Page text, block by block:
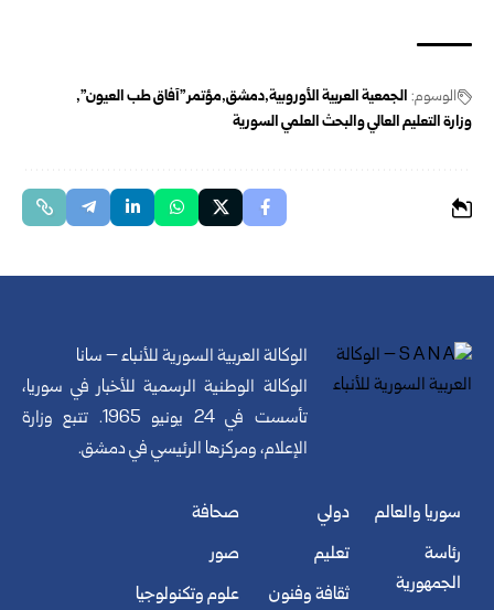
الوسوم: الجمعية العربية ‏الأوروبية دمشق مؤتمر "آفاق طب العيون"
وزارة التعليم العالي والبحث العلمي السورية
الوكالة العربية السورية للأنباء – سانا
الوكالة الوطنية الرسمية للأخبار في سوريا،
تأسست في 24 يونيو 1965. تتبع وزارة
الإعلام، ومركزها الرئيسي في دمشق.
سوريا والعالم
رئاسة
الجمهورية
دولي
تعليم
ثقافة وفنون
صحافة
صور
علوم وتكنولوجيا